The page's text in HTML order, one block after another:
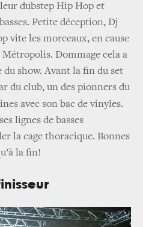
dubstep Hip Hop et
Petite déception, Dj
vite les morceaux, en cause
Dommage cela a
du show. Avant la fin du set
du club, un des pionners du
avec son bac de vinyles.
lignes de basses
la cage thoracique. Bonnes
la fin!